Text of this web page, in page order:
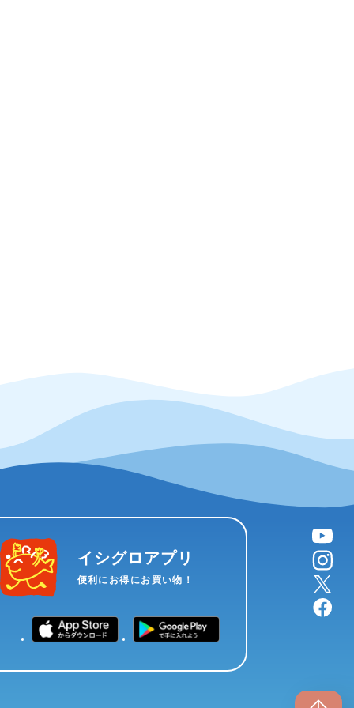
イシグロアプリ
便利にお得にお買い物！
YouTube
instagram
X
facebook